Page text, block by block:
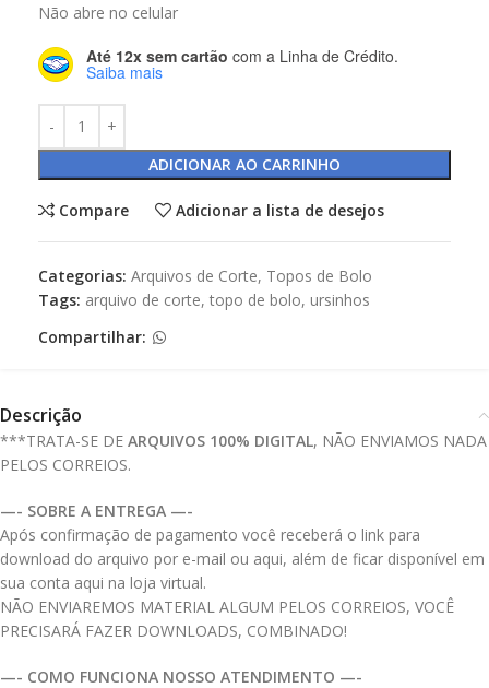
Não abre no celular
Até 12x sem cartão com a Linha de Crédito.
Saiba mais
ADICIONAR AO CARRINHO
Compare Adicionar a lista de desejos
Categorias: Arquivos de Corte, Topos de Bolo
Tags: arquivo de corte, topo de bolo, ursinhos
Compartilhar:
Descrição
***TRATA-SE DE ARQUIVOS 100% DIGITAL, NÃO ENVIAMOS NADA
PELOS CORREIOS.
—- SOBRE A ENTREGA —-
Após confirmação de pagamento você receberá o link para
download do arquivo por e-mail ou aqui, além de ficar disponível em
sua conta aqui na loja virtual.
NÃO ENVIAREMOS MATERIAL ALGUM PELOS CORREIOS, VOCÊ
PRECISARÁ FAZER DOWNLOADS, COMBINADO!
—- COMO FUNCIONA NOSSO ATENDIMENTO —-